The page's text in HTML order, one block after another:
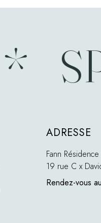
SPA
ADRESSE
Fann Résidence
19 rue C x
Rendez-vous